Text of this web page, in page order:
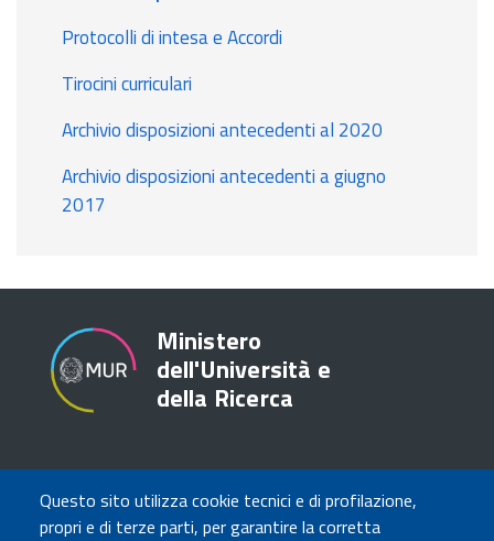
Questo sito utilizza cookie tecnici e di profilazione,
propri e di terze parti, per garantire la corretta
Protocolli di intesa e Accordi
Tirocini curriculari
Archivio disposizioni antecedenti al 2020
Archivio disposizioni antecedenti a giugno
2017
Ministero
dell'Università e
della Ricerca
TRASPARENZA
Amministrazione Trasparente